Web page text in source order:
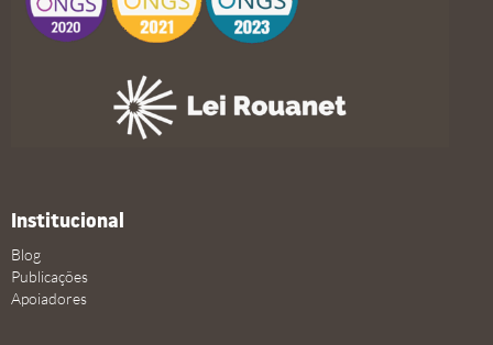
Institucional
Blog
Publicações
Apoiadores